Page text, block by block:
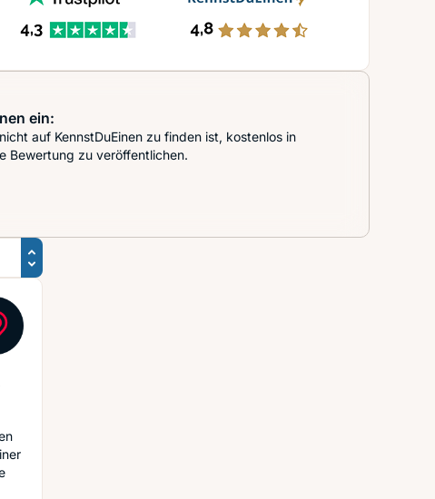
ein:
auf KennstDuEinen zu finden ist, kostenlos in
Bewertung zu veröffentlichen.